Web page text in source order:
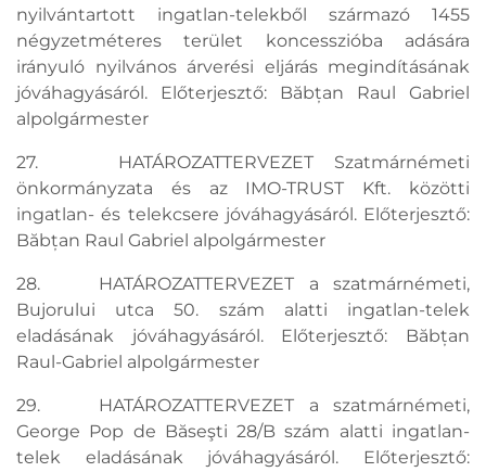
nyilvántartott ingatlan-telekből származó 1455
négyzetméteres terület koncesszióba adására
irányuló nyilvános árverési eljárás megindításának
jóváhagyásáról. Előterjesztő: Băbțan Raul Gabriel
alpolgármester
27. HATÁROZATTERVEZET Szatmárnémeti
önkormányzata és az IMO-TRUST Kft. közötti
ingatlan- és telekcsere jóváhagyásáról. Előterjesztő:
Băbțan Raul Gabriel alpolgármester
28. HATÁROZATTERVEZET a szatmárnémeti,
Bujorului utca 50. szám alatti ingatlan-telek
eladásának jóváhagyásáról. Előterjesztő: Băbțan
Raul-Gabriel alpolgármester
29. HATÁROZATTERVEZET a szatmárnémeti,
George Pop de Băseşti 28/B szám alatti ingatlan-
telek eladásának jóváhagyásáról. Előterjesztő: